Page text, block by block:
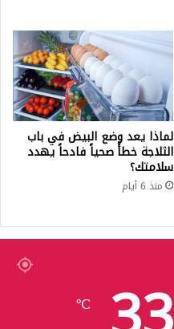
لماذا يعد وضع البيض في باب
الثلاجة خطأً صحياً فادحاً يهدد
سلامتك؟
منذ 6 أيام
℃